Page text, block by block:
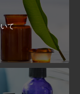
て